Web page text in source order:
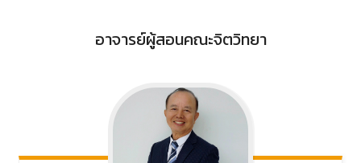
อาจารย์ผู้สอนคณะจิตวิทยา